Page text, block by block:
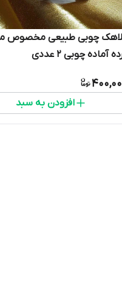
چوبی طبیعی مخصوص
آماده چوبی 2 عددی
افزودن به سبد